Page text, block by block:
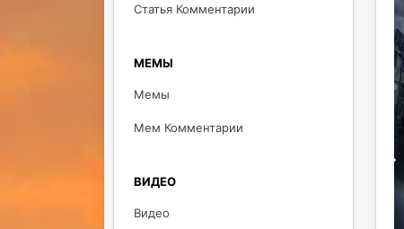
Статья Комментарии
МЕМЫ
Мемы
Мем Комментарии
ВИДЕО
Видео